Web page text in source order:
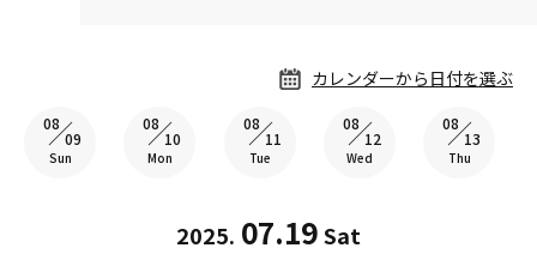
カレンダーから日付を選ぶ
08
09
Sun
08
10
Mon
08
11
Tue
08
12
Wed
08
13
Thu
2025. 07.19Sat